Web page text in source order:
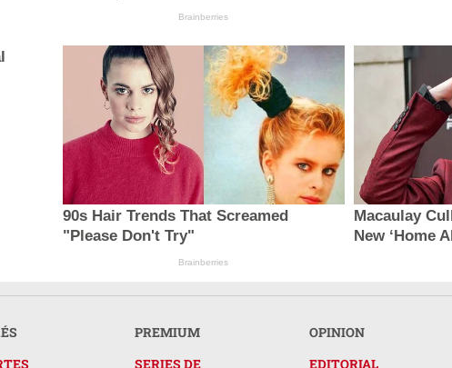
Brainberries
90s Hair Trends That Screamed
"Please Don't Try"
Brainberries
Macaulay
New ‘Home
PREMIUM
SERIES DE
OPINION
EDITORIAL